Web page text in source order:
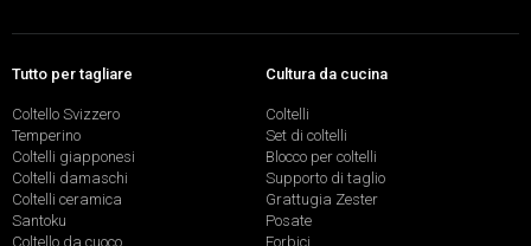
Tutto per tagliare
Coltello Svizzero
Temperino
Coltelli giapponesi
Coltelli damaschi
Coltelli ceramica
Santoku
Coltello da cuoco
Cultura da cucina
Coltelli
Set di coltelli
Blocco per coltelli
Supporto di taglio
Grattugia Zester
Posate
Forbici